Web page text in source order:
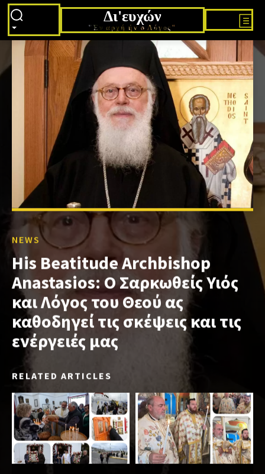
Δι'ευχών
"Εν αρχή ήν ο Λόγος"
NEWS
His Beatitude Archbishop
Anastasios: Ο Σαρκωθείς Υιός
και Λόγος του Θεού ας
καθοδηγεί τις σκέψεις και τις
ενέργειές μας
RELATED ARTICLES